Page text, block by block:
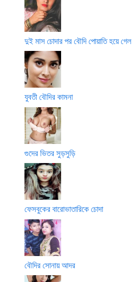
দুই মাস চোদার পর বৌদি পোয়াতি হয়ে গেল
যুবতী বৌদির কামনা
গুদের ভিতর সুড়সুড়ি
ফেসবুকের বারোভাতারিকে চোদা
বৌদির সোনায় আদর